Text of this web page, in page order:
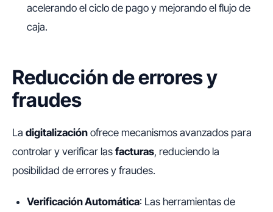
acelerando el ciclo de pago y mejorando el flujo de
caja.
Reducción de errores y
fraudes
La digitalización ofrece mecanismos avanzados para
controlar y verificar las facturas, reduciendo la
posibilidad de errores y fraudes.
Verificación Automática: Las herramientas de